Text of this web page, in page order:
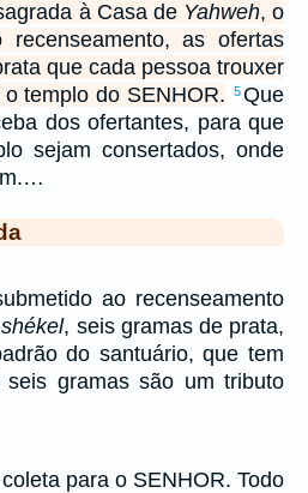
à Casa de Yahweh, o
recenseamento, as ofertas
que cada pessoa trouxer
templo do SENHOR.
5Que
dos ofertantes, para que
sejam consertados, onde
ao recenseamento
shékel, seis gramas de prata,
do santuário, que tem
seis gramas são um tributo
para o SENHOR. Todo